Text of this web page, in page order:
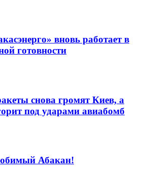
вновь работает в
готовности
снова громят Киев, а
под ударами авиабомб
Абакан!